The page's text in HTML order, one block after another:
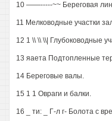
10 ——-----~~ Береговая
11 Мелководные участки
12 1 \\ \\ \\| Глубоководные
13 яаета Подтопленные
14 Береговые валы.
15 1 1 Овраги и балки.
16 _ ти: _ Г-л г- Болота с